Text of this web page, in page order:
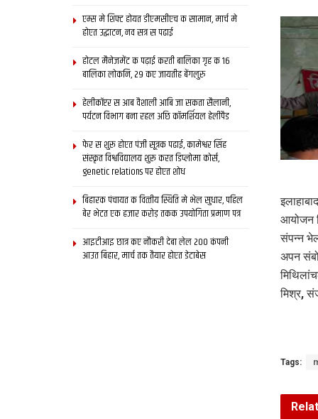
आयोजन
संपन्न
अपन
मिश्र,
Tags:
एम्स मे शिफ्ट होयत डीएमसीएच क सामान, मार्च मे
होएत उद्घाटन, नव सत्र स पढाई
होटल मैनेजमेंट क पढ़ाई करती बालिका गृह क 16
बालिका लोकनि, 29 कए जायतीह बेंगलुरु
हेलीकॉप्टर स आब वैशाली आबि जा सकता सैलानी,
पर्यटन विभाग बना रहल अछि कॉमर्शियल हेलीपैड
फेर स शुरू होएत पंजी सूत्रक पढाई, कामेश्वर सिंह
संस्कृत विश्वविद्यालय शुरू करत डिप्लोमा कोर्स,
genetic relations पर होएत शोध
बिहारक पंचायत क वित्‍तीय स्थिति मे भेल सुधार, पहिल
बेर भेटत एक हजार करोड़ तकक उपयोगिता प्रमाण पत्र
आइटीआइ छात्र कए नौकरी देबा लेल 200 कंपनी
आउत बिहार, मार्च तक तैयार होएत डेटाबेस